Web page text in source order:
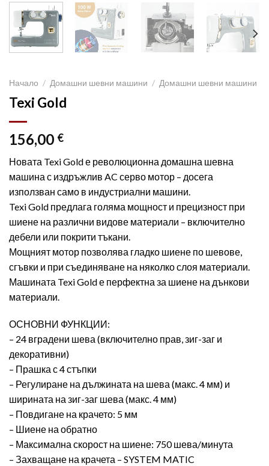
Начало / Домашни шевни машини / Домашни шевни машини
Texi Gold
156,00 €
Новата Texi Gold е революционна домашна шевна
машина с издръжлив AC серво мотор – досега
използван само в индустриални машини.
Texi Gold предлага голяма мощност и прецизност при
шиене на различни видове материали – включително
дебели или покрити тъкани.
Мощният мотор позволява гладко шиене по шевове,
сгъвки и при съединяване на няколко слоя материали.
Машината Texi Gold е перфектна за шиене на дънкови
материали.
ОСНОВНИ ФУНКЦИИ:
– 24 вградени шева (включително прав, зиг-заг и
декоративни)
– Прашка с 4 стъпки
– Регулиране на дължината на шева (макс. 4 мм) и
ширината на зиг-заг шева (макс. 4 мм)
– Повдигане на крачето: 5 мм
– Шиене на обратно
– Максимална скорост на шиене: 750 шева/минута
– Захващане на крачета – SYSTEM MATIC